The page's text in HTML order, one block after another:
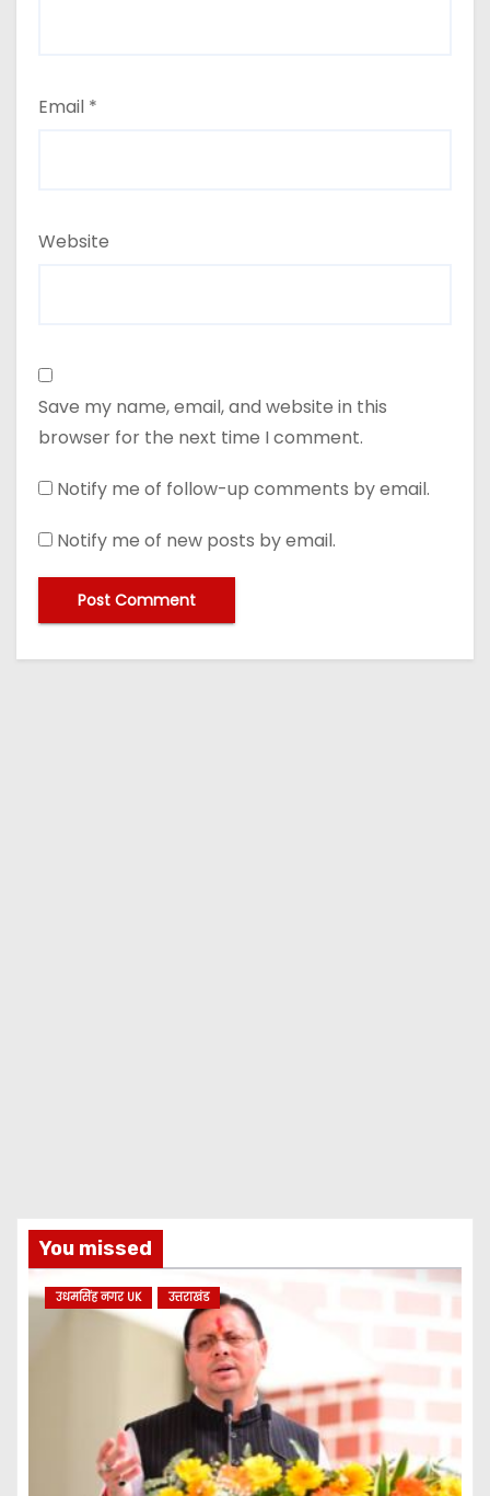
Email *
Website
Save my name, email, and website in this
browser for the next time I comment.
Notify me of follow-up comments by email.
Notify me of new posts by email.
You missed
उधमसिंह नगर UK उत्तराखंड